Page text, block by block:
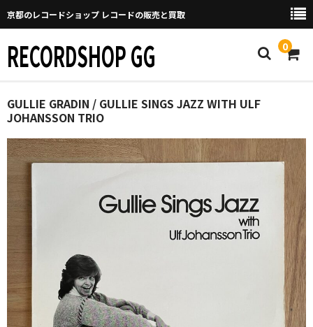
京都のレコードショップ レコードの販売と買取
RECORDSHOP GG 0
Home
GGについて
買取について
New Arrivals
新譜
GULLIE GRADIN / GULLIE SINGS JAZZ WITH ULF
JOHANSSON TRIO